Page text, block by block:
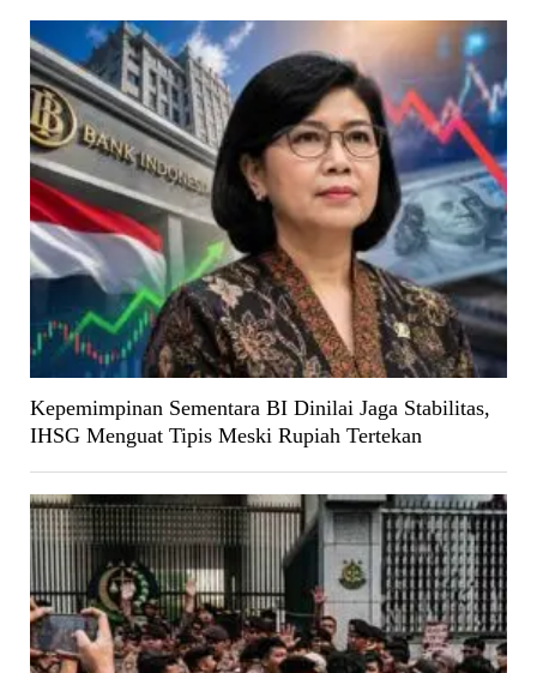
Kepemimpinan Sementara BI Dinilai Jaga Stabilitas,
IHSG Menguat Tipis Meski Rupiah Tertekan